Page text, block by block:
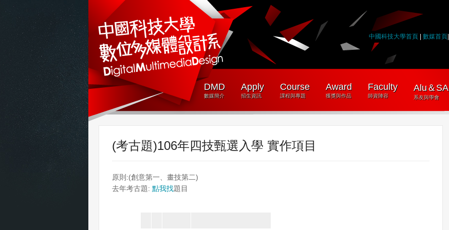
中國科技大學首頁 數媒首頁
DMD
數媒簡介
Apply
招生資訊
Course
課程與專題
Award
獲獎與作品
Faculty
師資陣容
Alu＆SA
系友與學會
(考古題)106年四技甄選入學 實作項目
原則:(創意第一、畫技第二)
去年考古題: 點我找題目